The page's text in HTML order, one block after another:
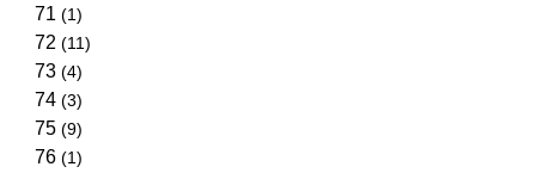
71(1)
72(11)
73(4)
74(3)
75(9)
76(1)